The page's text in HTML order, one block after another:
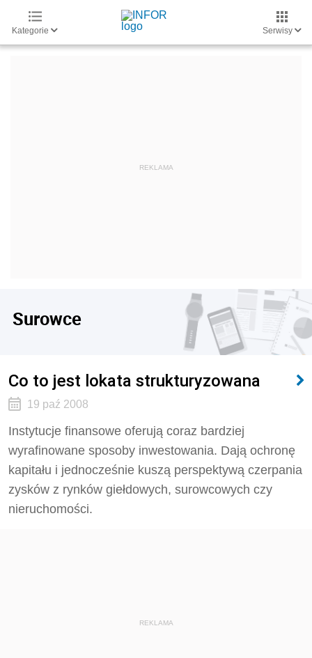
Kategorie Serwisy
Surowce
Co to jest lokata strukturyzowana
19 paź 2008
Instytucje finansowe oferują coraz bardziej
wyrafinowane sposoby inwestowania. Dają ochronę
kapitału i jednocześnie kuszą perspektywą czerpania
zysków z rynków giełdowych, surowcowych czy
nieruchomości.
REKLAMA